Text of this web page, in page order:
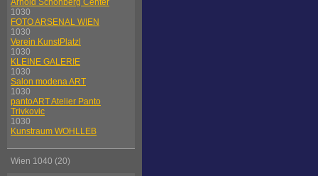
Arnold Schönberg Center
1030
FOTO ARSENAL WIEN
1030
Verein KunstPlatzl
1030
KLEINE GALERIE
1030
Salon modena ART
1030
pantoART Atelier Panto
Trivkovic
1030
Kunstraum WOHLLEB
Wien 1040 (20)